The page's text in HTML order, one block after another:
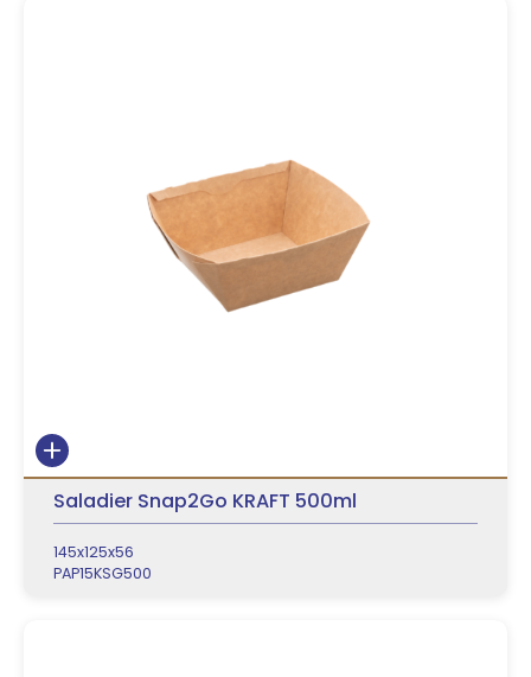
Saladier Snap2Go KRAFT 500ml
145x125x56
PAP15KSG500